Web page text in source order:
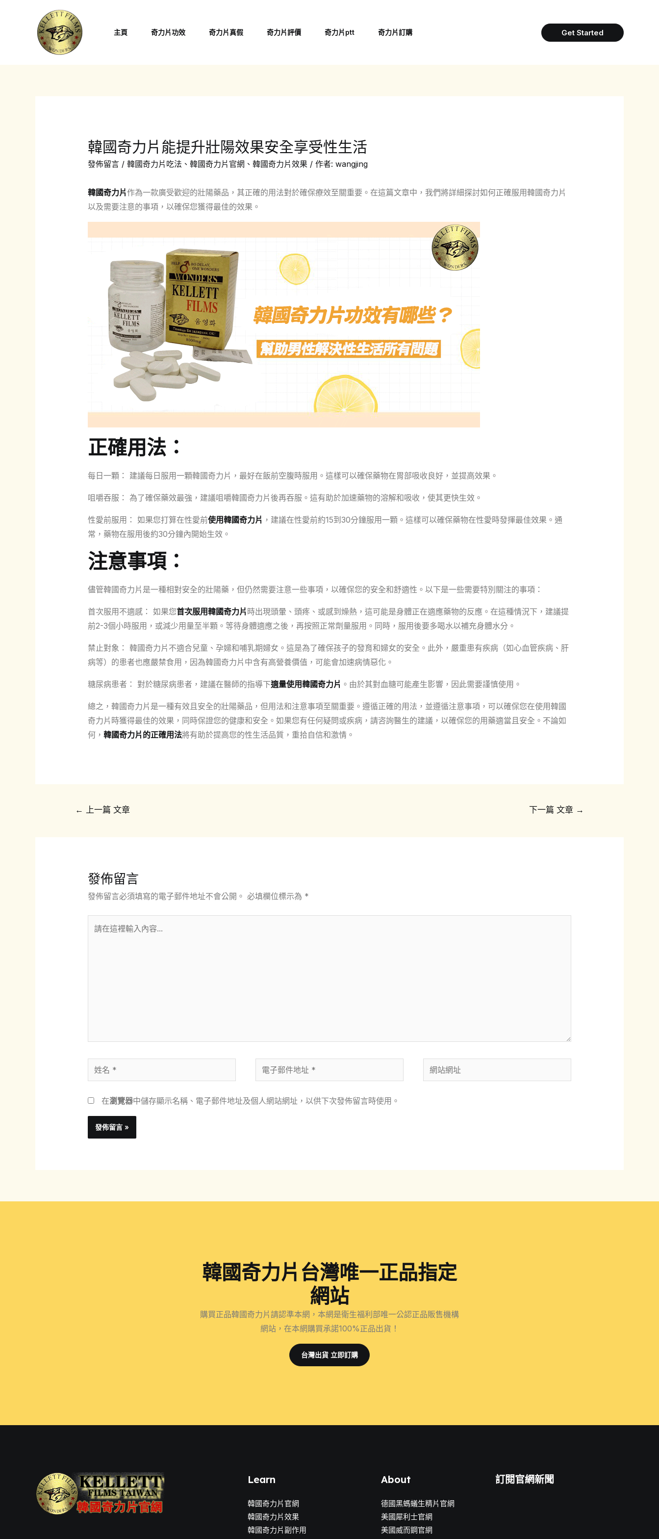
主頁 奇力片功效 奇力片真假 奇力片評價 奇力片ptt 奇力片訂購 Get Started
韓國奇力片能提升壯陽效果安全享受性生活
發佈留言 / 韓國奇力片吃法 、 韓國奇力片官網 、 韓國奇力片效果 / 作者: wangjing
韓國奇力片作為一款廣受歡迎的壯陽藥品，其正確的用法對於確保療效至關重要。在這篇文章中，我們將詳細探討如何正確服用韓國奇力片
以及需要注意的事項，以確保您獲得最佳的效果。
正確用法：
每日一顆： 建議每日服用一顆韓國奇力片，最好在飯前空腹時服用。這樣可以確保藥物在胃部吸收良好，並提高效果。
咀嚼吞服： 為了確保藥效最強，建議咀嚼韓國奇力片後再吞服。這有助於加速藥物的溶解和吸收，使其更快生效。
性愛前服用： 如果您打算在性愛前使用韓國奇力片 ，建議在性愛前約15到30分鐘服用一顆。這樣可以確保藥物在性愛時發揮最佳效果。通
常，藥物在服用後約30分鐘內開始生效。
注意事項：
儘管韓國奇力片是一種相對安全的壯陽藥，但仍然需要注意一些事項，以確保您的安全和舒適性。以下是一些需要特別關注的事項：
首次服用不適感： 如果您首次服用韓國奇力片 時出現頭暈、頭疼、或感到燥熱，這可能是身體正在適應藥物的反應。在這種情況下，建議提
前2-3個小時服用，或減少用量至半顆。等待身體適應之後，再按照正常劑量服用。同時，服用後要多喝水以補充身體水分。
禁止對象： 韓國奇力片不適合兒童、孕婦和哺乳期婦女。這是為了確保孩子的發育和婦女的安全。此外，嚴重患有疾病（如心血管疾病、肝
病等）的患者也應嚴禁食用，因為韓國奇力片中含有高營養價值，可能會加速病情惡化。
糖尿病患者： 對於糖尿病患者，建議在醫師的指導下適量使用韓國奇力片 。由於其對血糖可能產生影響，因此需要謹慎使用。
總之，韓國奇力片是一種有效且安全的壯陽藥品，但用法和注意事項至關重要。遵循正確的用法，並遵循注意事項，可以確保您在使用韓國
奇力片時獲得最佳的效果，同時保證您的健康和安全。如果您有任何疑問或疾病，請咨詢醫生的建議，以確保您的用藥適當且安全。不論如
何， 韓國奇力片的正確用法將有助於提高您的性生活品質，重拾自信和激情。
← 上一篇 文章 下一篇 文章 →
發佈留言
發佈留言必須填寫的電子郵件地址不會公開。 必填欄位標示為 *
在
名
子
件
網
站
在瀏覽器中儲存顯示名稱、電子郵件地址及個人網站網址，以供下次發佈留言時使用。
韓國奇力片台灣唯一正品指定
網站
購買正品韓國奇力片請認準本網，本網是衛生福利部唯一公認正品販售機構
網站，在本網購買承諾100%正品出貨！
台灣出貨 立即訂購
Learn
韓國奇力片官網
韓國奇力片效果
韓國奇力片副作用
About
德國黑螞蟻生精片官網
美國犀利士官網
美國威而鋼官網
訂閱官網新聞